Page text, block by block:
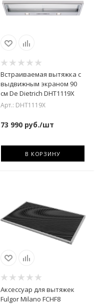
Встраиваемая вытяжка с
выдвижным экраном 90
см De Dietrich DHT1119X
Арт.: DHT1119X
73 990руб./шт
В КОРЗИНУ
Аксессуар для вытяжек
Fulgor Milano FCHF8